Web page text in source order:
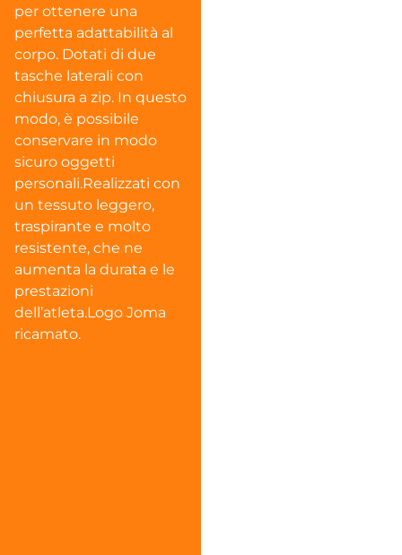
per ottenere una
perfetta adattabilità al
corpo. Dotati di due
tasche laterali con
chiusura a zip. In questo
modo, è possibile
conservare in modo
sicuro oggetti
personali.Realizzati con
un tessuto leggero,
traspirante e molto
resistente, che ne
aumenta la durata e le
prestazioni
dell’atleta.Logo Joma
ricamato.